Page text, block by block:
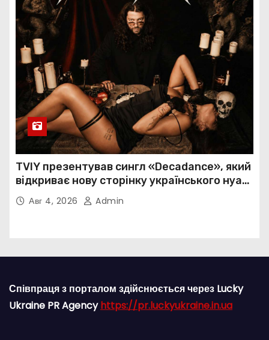
TVIY презентував сингл «Decadance», який
відкриває нову сторінку українського нуар-
попуАвг 4, 2026 Admin
Співпраця з порталом здійснюється через Lucky
Ukraine PR Agencyhttps://pr.luckyukraine.in.ua